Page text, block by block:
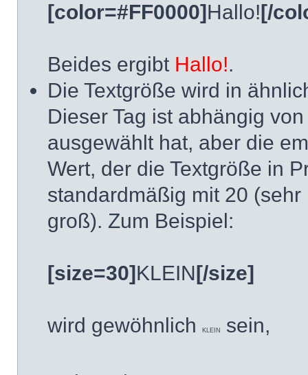
[color=#FF0000]Hallo![/
Beides ergibt Hallo!.
Die Textgröße wird in
Dieser Tag ist abhängig
ausgewählt hat, aber die
Wert, der die Textgröße in
standardmäßig mit 20
groß). Zum Beispiel:
[size=30]KLEIN[/size]
wird gewöhnlich KLEIN sein,